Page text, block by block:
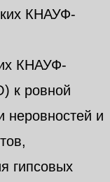
КНАУФ-
КНАУФ-
к ровной
неровностей и
гипсовых